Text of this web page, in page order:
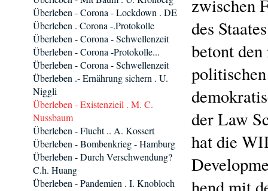
zwischen
des
betont
der Law
hat die
Überleben - Corona - Lockdown . DE
Überleben . Corona -.Protokolle
Überleben - Corona - Schwellenzeit
Überleben - Corona -Protokolle...
Überleben - Corona - Schwellenzeit
Überleben .- Ernährung sichern . U.
Niggli
Überleben - Existenzieil . M. C.
Nussbaum
Überleben - Flucht .. A. Kossert
Überleben - Bombenkrieg - Hamburg
Überleben - Durch Verschwendung?
C.h. Huang
Überleben - Pandemien . I. Knobloch